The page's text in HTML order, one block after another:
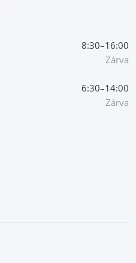
8:30–16:00
Zárva
6:30–14:00
Zárva